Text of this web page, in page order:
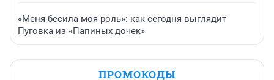
«Меня бесила моя роль»: как сегодня выглядит
Пуговка из «Папиных дочек»
ПРОМОКОДЫ